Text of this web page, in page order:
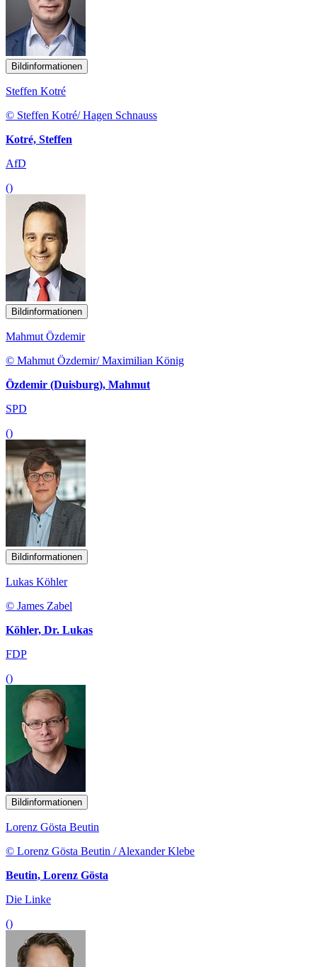
Bildinformationen
Steffen Kotré
© Steffen Kotré/ Hagen Schnauss
Kotré, Steffen
AfD
()
Bildinformationen
Mahmut Özdemir
© Mahmut Özdemir/ Maximilian König
Özdemir (Duisburg), Mahmut
SPD
()
Bildinformationen
Lukas Köhler
© James Zabel
Köhler, Dr. Lukas
FDP
()
Bildinformationen
Lorenz Gösta Beutin
© Lorenz Gösta Beutin / Alexander Klebe
Beutin, Lorenz Gösta
Die Linke
()